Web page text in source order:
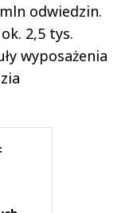
odwiedzin.
2,5 tys.
wyposażenia